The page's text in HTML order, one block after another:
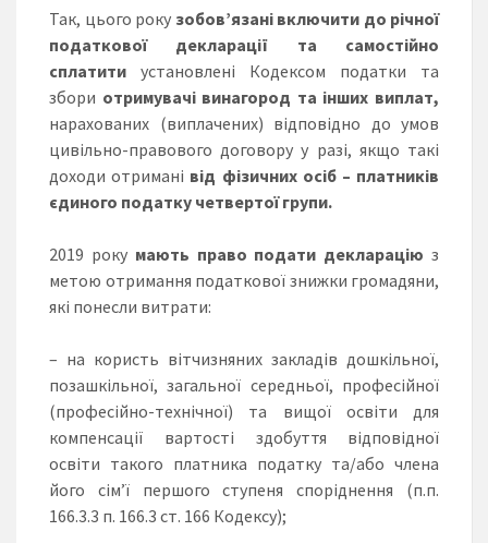
Так, цього року зобов’язані включити до річної
податкової декларації та самостійно
сплатити установлені Кодексом податки та
збори отримувачі винагород та інших виплат,
нарахованих (виплачених) відповідно до умов
цивільно-правового договору у разі, якщо такі
доходи отримані від фізичних осіб – платників
єдиного податку четвертої групи.
2019 року мають право подати декларацію з
метою отримання податкової знижки громадяни,
які понесли витрати:
– на користь вітчизняних закладів дошкільної,
позашкільної, загальної середньої, професійної
(професійно-технічної) та вищої освіти для
компенсації вартості здобуття відповідної
освіти такого платника податку та/або члена
його сім’ї першого ступеня споріднення (п.п.
166.3.3 п. 166.3 ст. 166 Кодексу);